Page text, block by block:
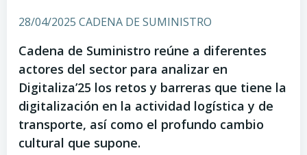
28/04/2025 CADENA DE SUMINISTRO
Cadena de Suministro reúne a diferentes
actores del sector para analizar en
Digitaliza’25 los retos y barreras que tiene la
digitalización en la actividad logística y de
transporte, así como el profundo cambio
cultural que supone.